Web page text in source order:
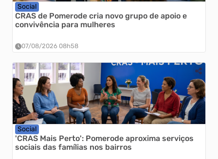
Social
CRAS de Pomerode cria novo grupo de apoio e
convivência para mulheres
07/08/2026 08h58
Social
'CRAS Mais Perto': Pomerode aproxima serviços
sociais das famílias nos bairros